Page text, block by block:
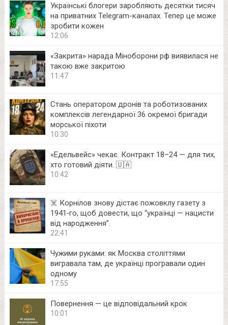
Українські блогери заробляють десятки тисяч
на приватних Telegram-каналах. Тепер це може
зробити кожен
12:06
«Закрита» нарада Міноборони рф виявилася не
такою вже закритою
11:47
Стань оператором дронів та роботизованих
комплексів легендарної 36 окремої бригади
морської піхоти
10:30
«Едельвейс» чекає. Контракт 18–24 — для тих,
хто готовий діяти. 🇺🇦
10:42
☠️ Корнілов знову дістає пожовклу газету з
1941‑го, щоб довести, що “українці — нацисти
від народження”.
22:41
Чужими руками: як Москва століттями
вигравала там, де українці програвали один
одному
17:55
Повернення — це відповідальний крок
10:01